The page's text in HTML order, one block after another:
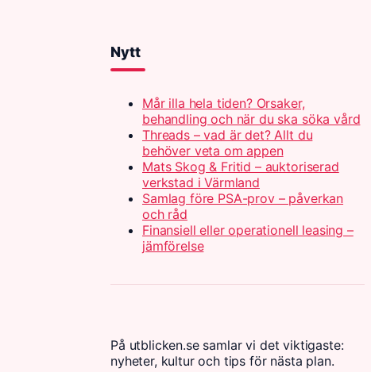
Nytt
Mår illa hela tiden? Orsaker,
behandling och när du ska söka vård
Threads – vad är det? Allt du
behöver veta om appen
Mats Skog & Fritid – auktoriserad
verkstad i Värmland
Samlag före PSA-prov – påverkan
och råd
Finansiell eller operationell leasing –
jämförelse
På utblicken.se samlar vi det viktigaste:
nyheter, kultur och tips för nästa plan.